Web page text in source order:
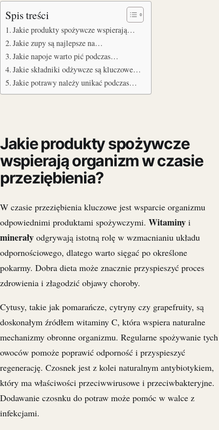
Spis treści
Jakie produkty spożywcze wspierają…
Jakie zupy są najlepsze na…
Jakie napoje warto pić podczas…
Jakie składniki odżywcze są kluczowe…
Jakie potrawy należy unikać podczas…
Jakie produkty spożywcze
wspierają organizm w czasie
przeziębienia?
W czasie przeziębienia kluczowe jest wsparcie organizmu
odpowiednimi produktami spożywczymi. Witaminy i
minerały odgrywają istotną rolę w wzmacnianiu układu
odpornościowego, dlatego warto sięgać po określone
pokarmy. Dobra dieta może znacznie przyspieszyć proces
zdrowienia i złagodzić objawy choroby.
Cytusy, takie jak pomarańcze, cytryny czy grapefruity, są
doskonałym źródłem witaminy C, która wspiera naturalne
mechanizmy obronne organizmu. Regularne spożywanie tych
owoców pomoże poprawić odporność i przyspieszyć
regenerację. Czosnek jest z kolei naturalnym antybiotykiem,
który ma właściwości przeciwwirusowe i przeciwbakteryjne.
Dodawanie czosnku do potraw może pomóc w walce z
infekcjami.